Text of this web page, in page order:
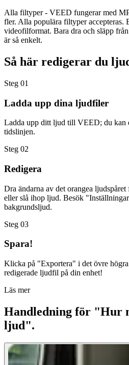
Alla filtyper - VEED fungerar med
fler. Alla populära filtyper accepteras.
videofilformat. Bara dra och släpp
är så enkelt.
Så här redigerar du
Steg 01
Ladda upp dina ljudfiler
Ladda upp ditt ljud till VEED; du kan
tidslinjen.
Steg 02
Redigera
Dra ändarna av det orangea
eller slå ihop ljud. Besök
bakgrundsljud.
Steg 03
Spara!
Klicka på "Exportera" i det övre
redigerade ljudfil på din enhet!
Läs mer
Handledning för "Hur
ljud".